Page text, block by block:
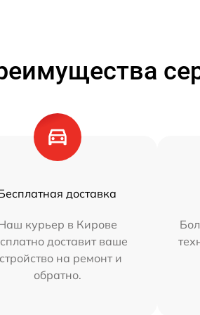
доставка
курьер в Кирове
доставит ваше
на ремонт и
обратно.